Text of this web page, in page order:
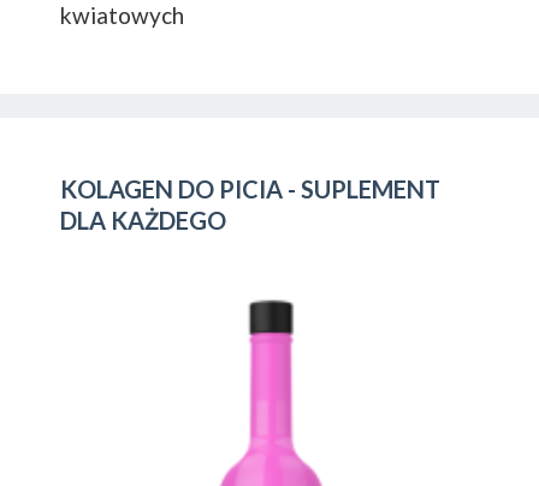
kwiatowych
KOLAGEN DO PICIA - SUPLEMENT
DLA KAŻDEGO